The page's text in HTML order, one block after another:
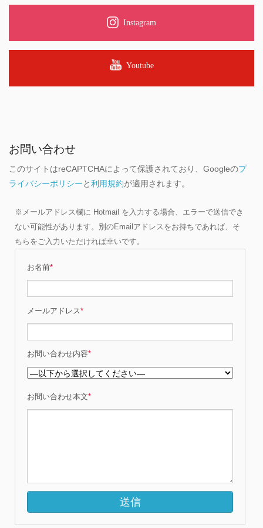
Instagram
Youtube
お問い合わせ
このサイトはreCAPTCHAによって保護されており、Googleのプ
ライバシーポリシーと利用規約が適用されます。
※メールアドレス欄に Hotmail を入力する場合、エラーで送信でき
ない可能性があります。別のEmailアドレスをお持ちであれば、そ
ちらをご入力いただければ幸いです。
お名前*
メールアドレス*
お問い合わせ内容*
お問い合わせ本文*